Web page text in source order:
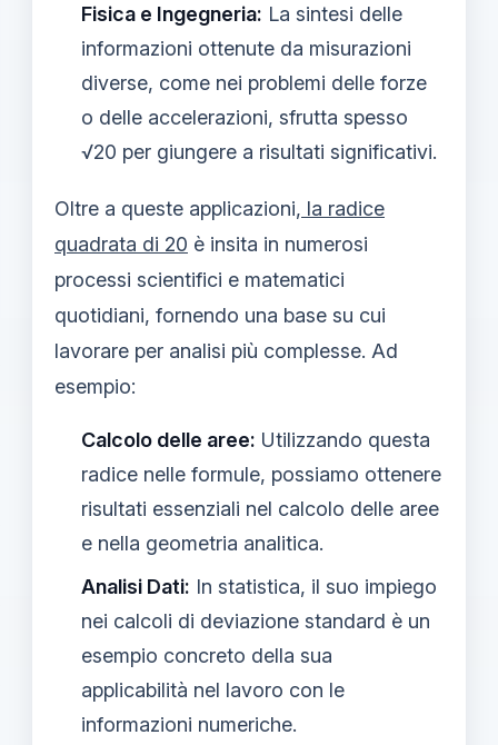
Fisica e Ingegneria: La sintesi delle
informazioni ottenute da misurazioni
diverse, come nei problemi delle forze
o delle accelerazioni, sfrutta spesso
√20 per giungere a risultati significativi.
Oltre a queste applicazioni, la radice
quadrata di 20 è insita in numerosi
processi scientifici e matematici
quotidiani, fornendo una base su cui
lavorare per analisi più complesse. Ad
esempio:
Calcolo delle aree: Utilizzando questa
radice nelle formule, possiamo ottenere
risultati essenziali nel calcolo delle aree
e nella geometria analitica.
Analisi Dati: In statistica, il suo impiego
nei calcoli di deviazione standard è un
esempio concreto della sua
applicabilità nel lavoro con le
informazioni numeriche.